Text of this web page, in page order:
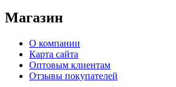
Магазин
О компании
Карта сайта
Оптовым клиентам
Отзывы покупателей